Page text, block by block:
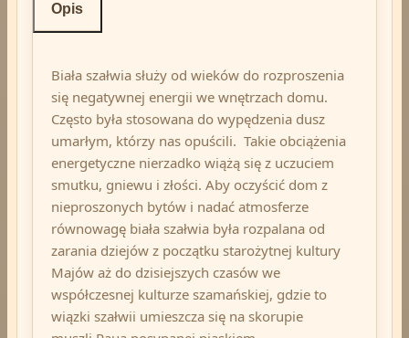
Opis
Biała szałwia służy od wieków do rozproszenia
się negatywnej energii we wnętrzach domu.
Często była stosowana do wypędzenia dusz
umarłym, którzy nas opuścili. Takie obciążenia
energetyczne nierzadko wiążą się z uczuciem
smutku, gniewu i złości. Aby oczyścić dom z
nieproszonych bytów i nadać atmosferze
równowagę biała szałwia była rozpalana od
zarania dziejów z początku starożytnej kultury
Majów aż do dzisiejszych czasów we
współczesnej kulturze szamańskiej, gdzie to
wiązki szałwii umieszcza się na skorupie